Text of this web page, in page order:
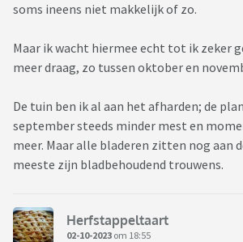
soms ineens niet makkelijk of zo.
Maar ik wacht hiermee echt tot ik zeker
meer draag, zo tussen oktober en
De tuin ben ik al aan het afharden; de
september steeds minder mest en
meer. Maar alle bladeren zitten nog aan
meeste zijn bladbehoudend trouwens.
Herfstappeltaart
02-10-2023 om 18:55